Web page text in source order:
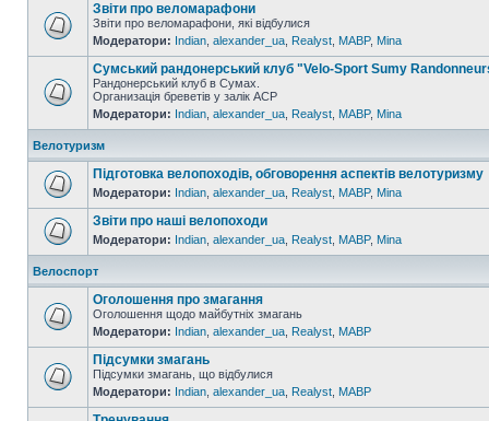
Звіти про веломарафони
Звіти про веломарафони, які відбулися
Модератори: Indian alexander_ua Realyst MABP, Mina
Сумський рандонерський клуб "Velo-Sport Sumy
Рандонерський клуб в Сумах.
Организація бреветів у залік АСР
Модератори: Indian alexander_ua Realyst MABP, Mina
Велотуризм
Підготовка велопоходів, обговорення аспектів велотуризму
Модератори: Indian alexander_ua Realyst MABP, Mina
Звіти про наші велопоходи
Модератори: Indian alexander_ua Realyst MABP, Mina
Велоспорт
Оголошення про змагання
Оголошення щодо майбутніх змагань
Модератори: Indian alexander_ua Realyst MABP
Підсумки змагань
Підсумки змагань, що відбулися
Модератори: Indian alexander_ua Realyst MABP